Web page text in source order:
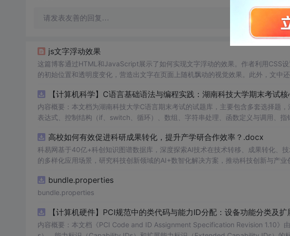
请发表友善的回复…
js文字浮动效果
这篇博客通过HTML和JavaScript展示了如何实现文字浮动的效果。作者利用CSS
的初始位置和透明度变化，营造出文字在页面上随机飘动的视觉效果。此外，文中
【计算机科学】C语言基础语法与编程实践：湖南科技大学期末考试
内容概要：本文档为湖南科技大学C语言期末考试的试题库，主要包含多套选择题
表达式、控制结构（if、switch、循环）、数组、字符串处理、函数定义与调用、
程的学生，特别是准备期末考试或需要强化基础知识的初学者。; 使用场景及目标：①用于考前复习，检验对C语言核心概念的掌握程度；
②辅助教师出题或课堂教学练习；③通过反复练习提高编程思维与代码逻辑分析能力。; 阅读建议：建议结合教材和上机实践进
重点关注易错题和涉及复杂逻辑控制的题目，理解每道题背后的程序执行流程，以
高校如何有效促进科研成果转化，提升产学研合作效率？.docx
科易网基于40亿+科创知识图谱数据库，深度探索AI技术在技术转移、成果转化、
的多样化应用场景，研究科技创新领域的AI+数智化解决方案，推动科技创新与产业
bundle.properties
bundle.properties
【计算机硬件】PCI规范中的类代码与能力ID分配：设备功能分类及
内容概要：本文档《PCI Code and ID Assignment Specification Revision 1.10》